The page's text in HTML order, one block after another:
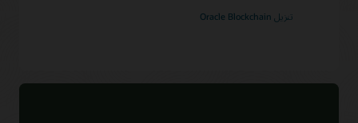
تنزيل Oracle Blockchain